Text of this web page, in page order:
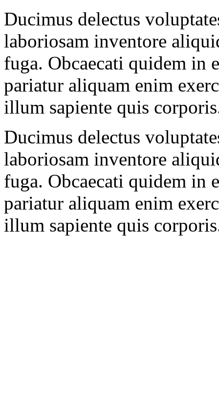
Ducimus delectus
laboriosam inventore
fuga. Obcaecati quidem in
pariatur aliquam enim
illum sapiente quis
Ducimus delectus
laboriosam inventore
fuga. Obcaecati quidem in
pariatur aliquam enim
illum sapiente quis